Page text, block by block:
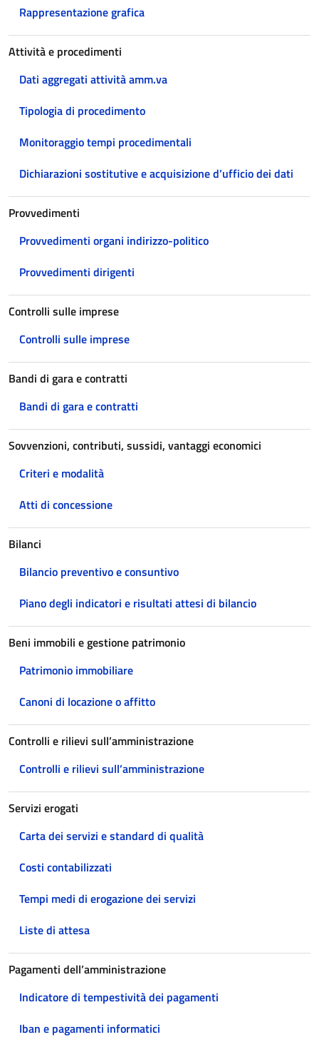
Rappresentazione grafica
Attività e procedimenti
Dati aggregati attività amm.va
Tipologia di procedimento
Monitoraggio tempi procedimentali
Dichiarazioni sostitutive e acquisizione d’ufficio dei dati
Provvedimenti
Provvedimenti organi indirizzo-politico
Provvedimenti dirigenti
Controlli sulle imprese
Controlli sulle imprese
Bandi di gara e contratti
Bandi di gara e contratti
Sovvenzioni, contributi, sussidi, vantaggi economici
Criteri e modalità
Atti di concessione
Bilanci
Bilancio preventivo e consuntivo
Piano degli indicatori e risultati attesi di bilancio
Beni immobili e gestione patrimonio
Patrimonio immobiliare
Canoni di locazione o affitto
Controlli e rilievi sull’amministrazione
Controlli e rilievi sull’amministrazione
Servizi erogati
Carta dei servizi e standard di qualità
Costi contabilizzati
Tempi medi di erogazione dei servizi
Liste di attesa
Pagamenti dell’amministrazione
Indicatore di tempestività dei pagamenti
Iban e pagamenti informatici